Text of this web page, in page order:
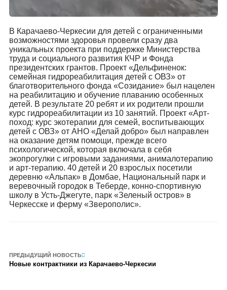
В Карачаево-Черкесии для детей с ограниченными
возможностями здоровья провели сразу два
уникальных проекта при поддержке Министерства
труда и социального развития КЧР и Фонда
президентских грантов. Проект «Дельфиненок:
семейная гидрореабилитация детей с ОВЗ» от
благотворительного фонда «Созидание» был нацелен
на реабилитацию и обучение плаванию особенных
детей. В результате 20 ребят и их родители прошли
курс гидрореабилитации из 10 занятий. Проект «Арт-
поход: курс экотерапии для семей, воспитывающих
детей с ОВЗ» от АНО «Делай добро» был направлен
на оказание детям помощи, прежде всего
психологической, которая включала в себя
экопрогулки с игровыми заданиями, анималотерапию
и арт-терапию. 40 детей и 20 взрослых посетили
деревню «Альпак» в Домбае, Национальный парк и
веревочный городок в Теберде, конно-спортивную
школу в Усть-Джегуте, парк «Зеленый остров» в
Черкесске и ферму «Зверополис».
ПРЕДЫДУЩИЙ НОВОСТЬ
Новые контрактники из Карачаево-Черкесии